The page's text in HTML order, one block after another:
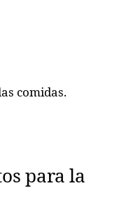
comidas.
para la